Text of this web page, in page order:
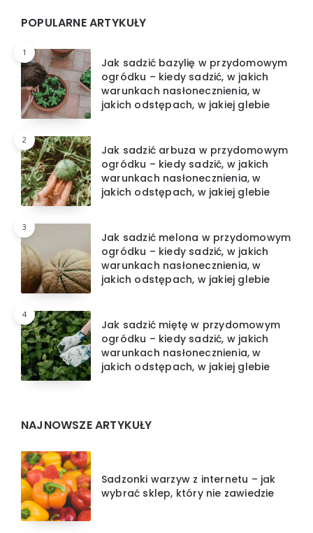
Widgets
POPULARNE ARTYKUŁY
1
Jak sadzić bazylię w przydomowym
ogródku – kiedy sadzić, w jakich
warunkach nasłonecznienia, w
jakich odstępach, w jakiej glebie
2
Jak sadzić arbuza w przydomowym
ogródku – kiedy sadzić, w jakich
warunkach nasłonecznienia, w
jakich odstępach, w jakiej glebie
3
Jak sadzić melona w przydomowym
ogródku – kiedy sadzić, w jakich
warunkach nasłonecznienia, w
jakich odstępach, w jakiej glebie
4
Jak sadzić miętę w przydomowym
ogródku – kiedy sadzić, w jakich
warunkach nasłonecznienia, w
jakich odstępach, w jakiej glebie
NAJNOWSZE ARTYKUŁY
Sadzonki warzyw z internetu – jak
wybrać sklep, który nie zawiedzie